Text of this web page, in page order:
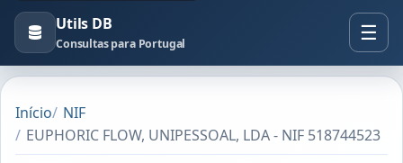
Utils DB
Consultas para Portugal
Início
NIF
EUPHORIC FLOW, UNIPESSOAL, LDA - NIF 518744523